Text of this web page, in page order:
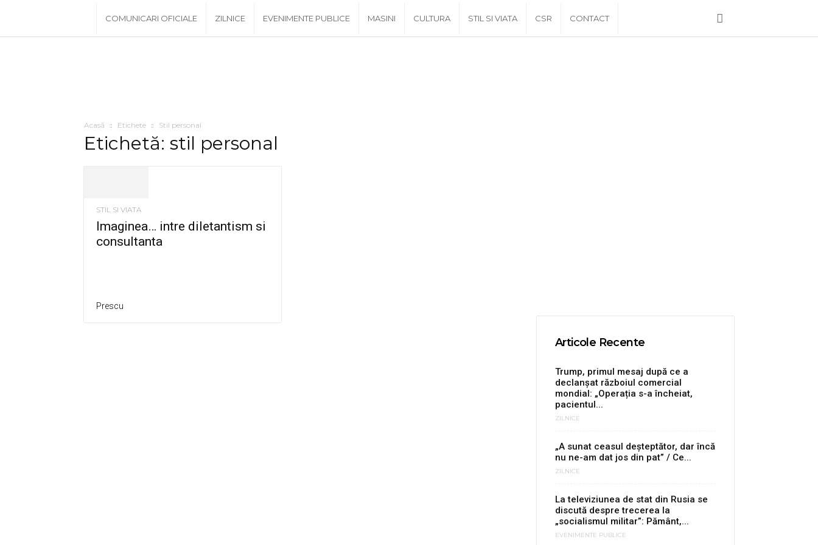
www.PRescu.ro
COMUNICARI OFICIALE ZILNICE EVENIMENTE PUBLICE MASINI CULTURA STIL SI VIATA CSR CONTACT
Acasă Etichete Stil personal
Etichetă: stil personal
STIL SI VIATA
Imaginea… intre diletantism si
consultanta
Prescu
Articole Recente
Trump, primul mesaj după ce a
declanșat războiul comercial
mondial: „Operația s-a încheiat,
pacientul...
ZILNICE
„A sunat ceasul deșteptător, dar încă
nu ne-am dat jos din pat” / Ce...
ZILNICE
La televiziunea de stat din Rusia se
discută despre trecerea la
„socialismul militar”: Pământ,...
EVENIMENTE PUBLICE